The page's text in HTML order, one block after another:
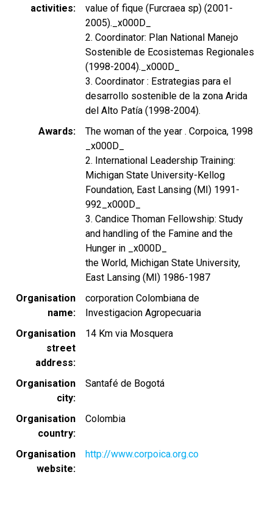
activities
value of fique (Furcraea sp) (2001-
2005)._x000D_
2. Coordinator: Plan National Manejo
Sostenible de Ecosistemas Regionales
(1998-2004)._x000D_
3. Coordinator : Estrategias para el
desarrollo sostenible de la zona Arida
del Alto Patía (1998-2004).
Awards
The woman of the year . Corpoica, 1998
_x000D_
2. International Leadership Training:
Michigan State University-Kellog
Foundation, East Lansing (MI) 1991-
992_x000D_
3. Candice Thoman Fellowship: Study
and handling of the Famine and the
Hunger in _x000D_
the World, Michigan State University,
East Lansing (MI) 1986-1987
Organisation
name
corporation Colombiana de
Investigacion Agropecuaria
Organisation
street
address
14 Km via Mosquera
Organisation
city
Santafé de Bogotá
Organisation
country
Colombia
Organisation
website
http://www.corpoica.org.co